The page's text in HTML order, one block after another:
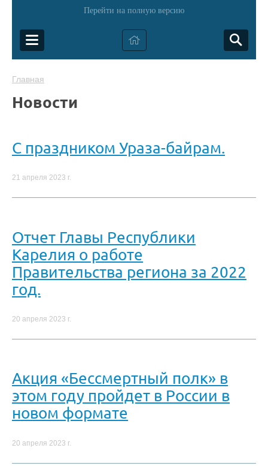
Перейти на полную версию
Главная
Новости
С праздником Ураза-байрам.
21 апреля 2023 г.
Отчет Главы Республики
Карелия о работе
Правительства региона за 2022
год.
20 апреля 2023 г.
Акция «Бессмертный полк» в
этом году пройдет в России в
новом формате
20 апреля 2023 г.